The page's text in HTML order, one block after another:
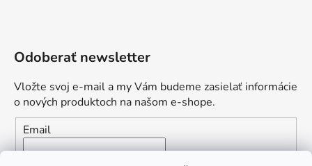
Odoberať newsletter
Vložte svoj e-mail a my Vám budeme zasielať informácie
o nových produktoch na našom e-shope.
Email